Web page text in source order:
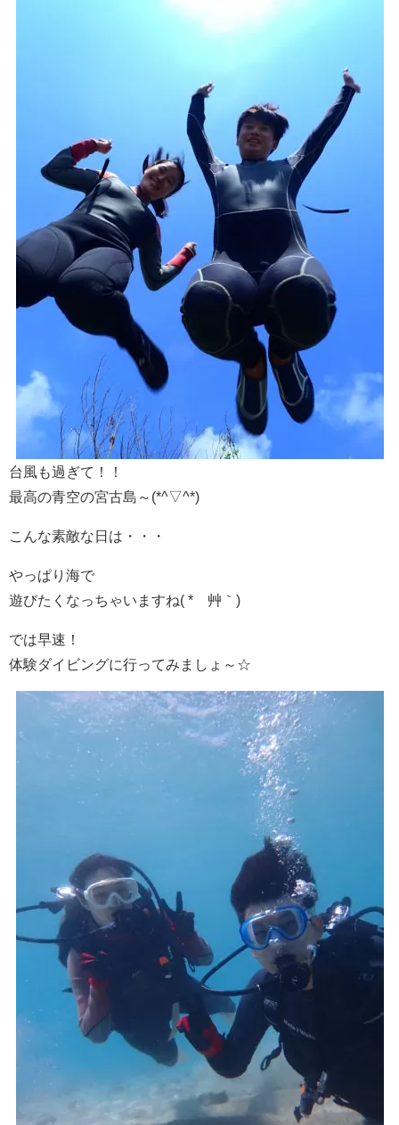
台風も過ぎて！！
最高の青空の宮古島～(*^▽^*)
こんな素敵な日は・・・
やっぱり海で
遊びたくなっちゃいますね( *´艸｀)
では早速！
体験ダイビングに行ってみましょ～☆